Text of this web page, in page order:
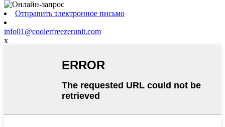
Отправить электронное письмо
info01@coolerfreezerunit.com
x